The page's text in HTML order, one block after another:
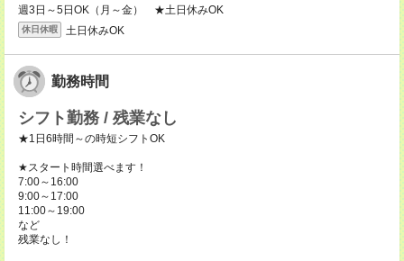
週3日～5日OK（月～金） ★土日休みOK
休日休暇 土日休みOK
勤務時間
シフト勤務 / 残業なし
★1日6時間～の時短シフトOK
★スタート時間選べます！
7:00～16:00
9:00～17:00
11:00～19:00
など
残業なし！